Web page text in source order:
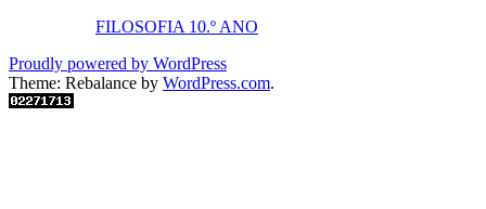
FILOSOFIA 10.º ANO
Proudly powered by WordPress
Theme: Rebalance by WordPress.com.